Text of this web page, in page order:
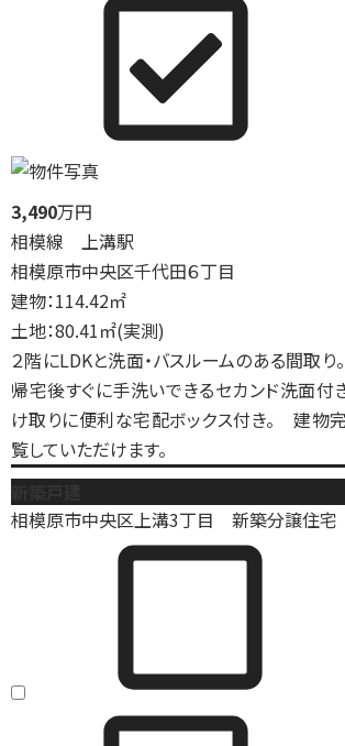
3,490万円
相模線 上溝駅
相模原市中央区千代田６丁目
建物：114.42㎡
土地：80.41㎡(実測)
２階にLDKと洗面・バスルームのある間取
帰宅後すぐに手洗いできるセカンド洗面
け取りに便利な宅配ボックス付き。 建物
覧していただけます。
相模原市中央区上溝3丁目 新築分譲住